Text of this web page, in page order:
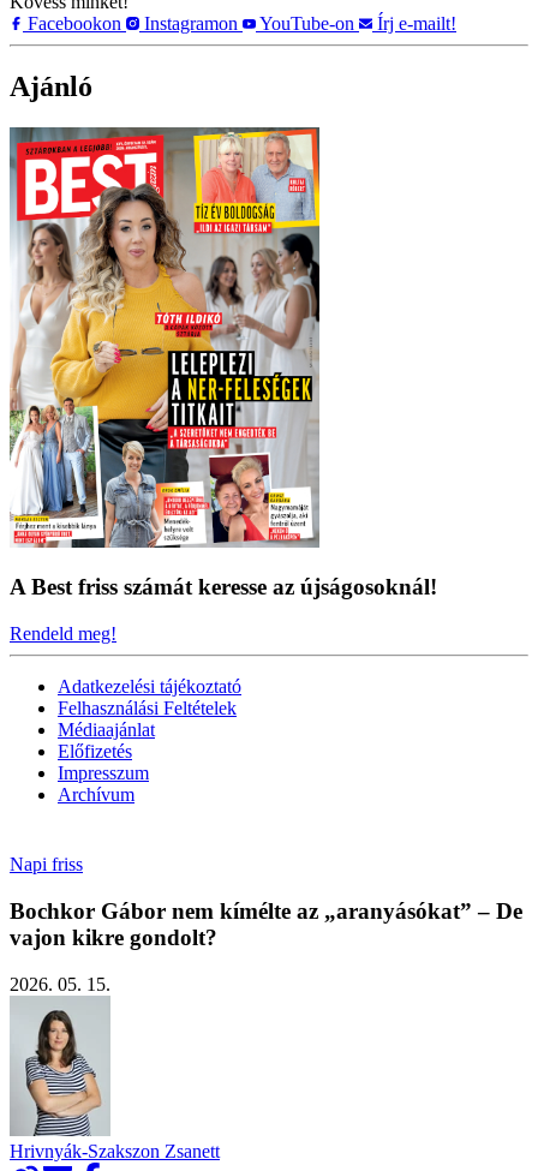
Facebookon
Instagramon YouTube-on Írj e-mailt!
Ajánló
A Best friss számát keresse az újságosoknál!
Rendeld meg!
Adatkezelési tájékoztató
Felhasználási Feltételek
Médiaajánlat
Előfizetés
Impresszum
Archívum
Napi friss
Bochkor Gábor nem kímélte az „aranyásókat” – De
vajon kikre gondolt?
2026. 05. 15.
Hrivnyák-Szakszon Zsanett